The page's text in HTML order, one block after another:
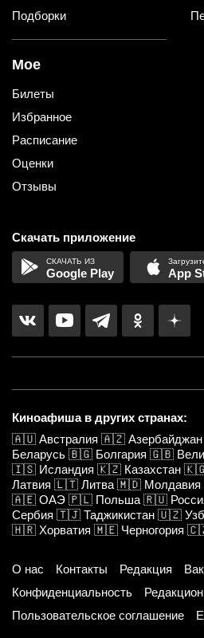
Подборки
Мое
Билеты
Избранное
Расписание
Оценки
Отзывы
Скачать приложение
Google Play App
Киноафиша в других странах:
🇦🇺 Австралия 🇦🇿 Азербайджан
Беларусь 🇧🇬 Болгария 🇬🇧
🇮🇸 Исландия 🇰🇿 Казахстан
Латвия 🇱🇹 Литва 🇲🇩 Молдавия
🇦🇪 ОАЭ 🇵🇱 Польша 🇷🇺
Сербия 🇹🇯 Таджикистан 🇺🇿
🇭🇷 Хорватия 🇲🇪 Черногория
О нас Контакты Редакция
Конфиденциальность
Пользовательское соглашение